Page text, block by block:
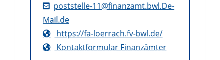
poststelle-11@finanzamt.bwl.De-
Mail.de
https://fa-loerrach.fv-bwl.de/
Kontaktformular Finanzämter